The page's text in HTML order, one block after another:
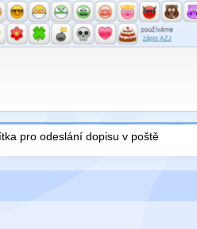
pro odeslání dopisu v poště